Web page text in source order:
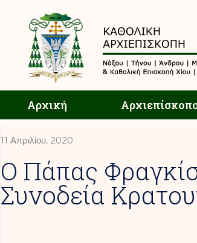
Αρχική
11 Απριλίου, 2020
Ο Πάπας
Συνοδεία